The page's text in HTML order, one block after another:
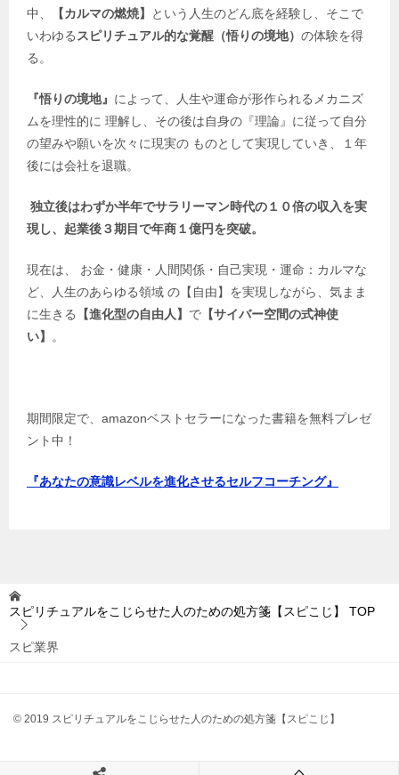
中、
【カルマの燃焼】
という人生のどん底を経験し、そこで
いわゆるスピリチュアル的な覚醒（悟りの境地） の体験を得
る。
『悟りの境地』 によって、人生や運命が形作られるメカニズ
ムを理性的に 理解し、その後は自身の『理論』に従って自分
の望みや願いを次々に現実の ものとして実現していき、１年
後には会社を退職。
独立後はわずか半年でサラリーマン時代の１０倍の収入を実
現し、起業後３期目で年商１億円を突破。
現在は、 お金・健康・人間関係・自己実現・運命：カルマな
ど、人生のあらゆる領域 の【自由】を実現しながら、気まま
に生きる
【進化型の自由人】 で 【サイバー空間の式神使
い】 。
期間限定で、amazonベストセラーになった書籍を無料プレゼ
ント中！
『あなたの意識レベルを進化させるセルフコーチング』
スピリチュアルをこじらせた人のための処方箋【スピこじ】 TOP
スピ業界
© 2019 スピリチュアルをこじらせた人のための処方箋【スピこじ】